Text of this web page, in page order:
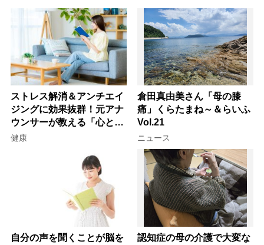
ストレス解消＆アンチエイ
ジングに効果抜群！元アナ
ウンサーが教える「心と体
を元気にする音読の習慣」
健康
倉田真由美さん「母の膝
痛」くらたまね～＆らいふ
Vol.21
ニュース
自分の声を聞くことが脳を
認知症の母の介護で大変な